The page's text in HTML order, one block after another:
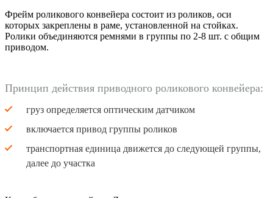
Фрейм роликового конвейера состоит из роликов, оси
которых закреплены в раме, установленной на стойках.
Ролики объединяются ремнями в группы по 2-8 шт. с общим
приводом.
Принцип действия приводного роликового конвейера:
груз определяется оптическим датчиком
включается привод группы роликов
транспортная единица движется до следующей группы,
далее до участка